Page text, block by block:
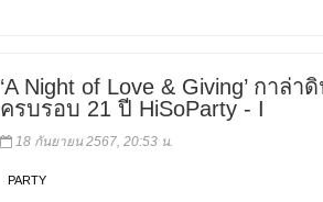
‘A Night of Love & Giving’ กาล่
ครบรอบ 21 ปี HiSoParty - I
18 กันยายน 2567, 20:53 น.
PARTY